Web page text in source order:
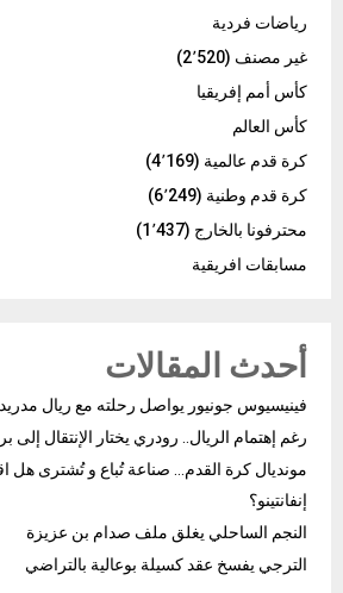
رياضات فردية
غير مصنف (2٬520)
كأس أمم إفريقيا
كأس العالم
كرة قدم عالمية (4٬169)
كرة قدم وطنية (6٬249)
محترفونا بالخارج (1٬437)
مسابقات افريقية
أحدث المقالات
فينيسيوس جونيور يواصل رحلته مع ريال مدريد
رغم إهتمام الريال.. رودري يختار الإنتقال إلى
مونديال كرة القدم… صناعة تُباع و تُشترى هل
إنفانتينو؟
النجم الساحلي يغلق ملف صدام بن عزيزة
الترجي يفسخ عقد كسيلة بوعالية بالتراضي